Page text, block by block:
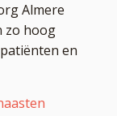
Almere
zo hoog
en